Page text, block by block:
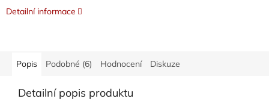
Detailní informace
Popis Podobné (6) Hodnocení Diskuze
Detailní popis produktu